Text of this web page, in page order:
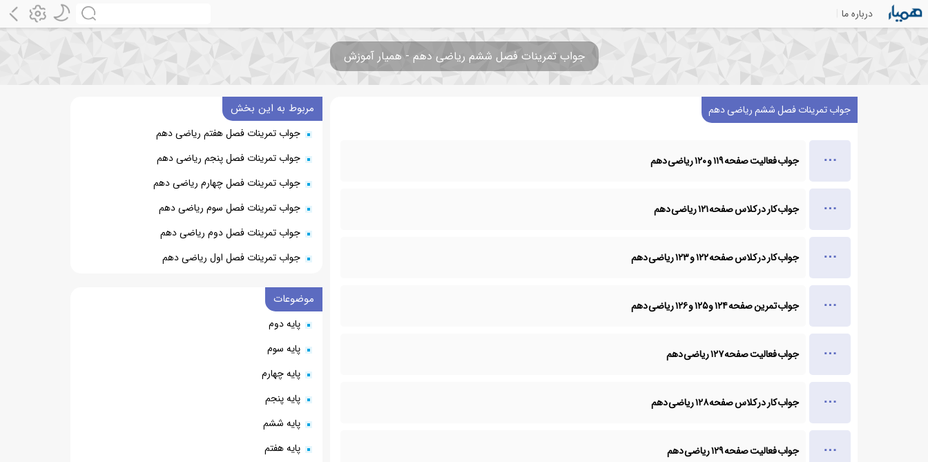
درباره ما
جواب تمرینات فصل ششم ریاضی دهم - همیار آموزش
جواب تمرینات فصل ششم ریاضی دهم
جواب فعالیت صفحه ۱۱۹ و ۱۲۰ ریاضی دهم
جواب کار در کلاس صفحه ۱۲۱ ریاضی دهم
جواب کار در کلاس صفحه ۱۲۲ و ۱۲۳ ریاضی دهم
جواب تمرین صفحه ۱۲۴ و ۱۲۵ و ۱۲۶ ریاضی دهم
جواب فعالیت صفحه ۱۲۷ ریاضی دهم
جواب کار در کلاس صفحه ۱۲۸ ریاضی دهم
جواب فعالیت صفحه ۱۲۹ ریاضی دهم
مربوط به این بخش
جواب تمرینات فصل هفتم ریاضی دهم
جواب تمرینات فصل پنجم ریاضی دهم
جواب تمرینات فصل چهارم ریاضی دهم
جواب تمرینات فصل سوم ریاضی دهم
جواب تمرینات فصل دوم ریاضی دهم
جواب تمرینات فصل اول ریاضی دهم
موضوعات
پایه دوم
پایه سوم
پایه چهارم
پایه پنجم
پایه ششم
پایه هفتم